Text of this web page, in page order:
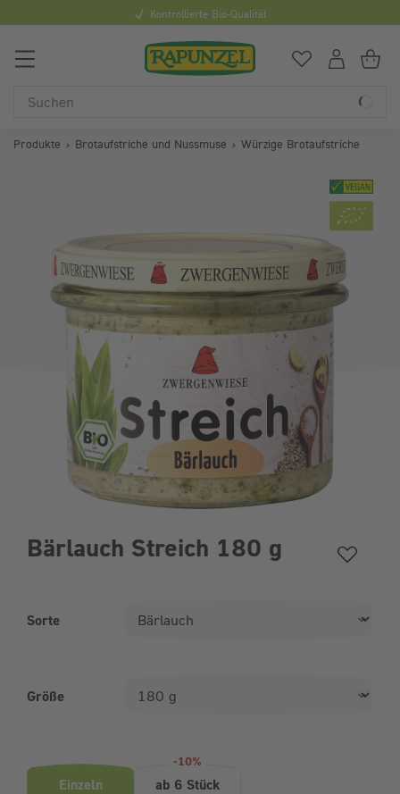
Du hast0
Produkte Brotaufstriche und Nussmuse Würzige Brotaufstriche
Bärlauch Streich 180 g
Sorte
Größe
Einzeln
-10%
ab 6 Stück